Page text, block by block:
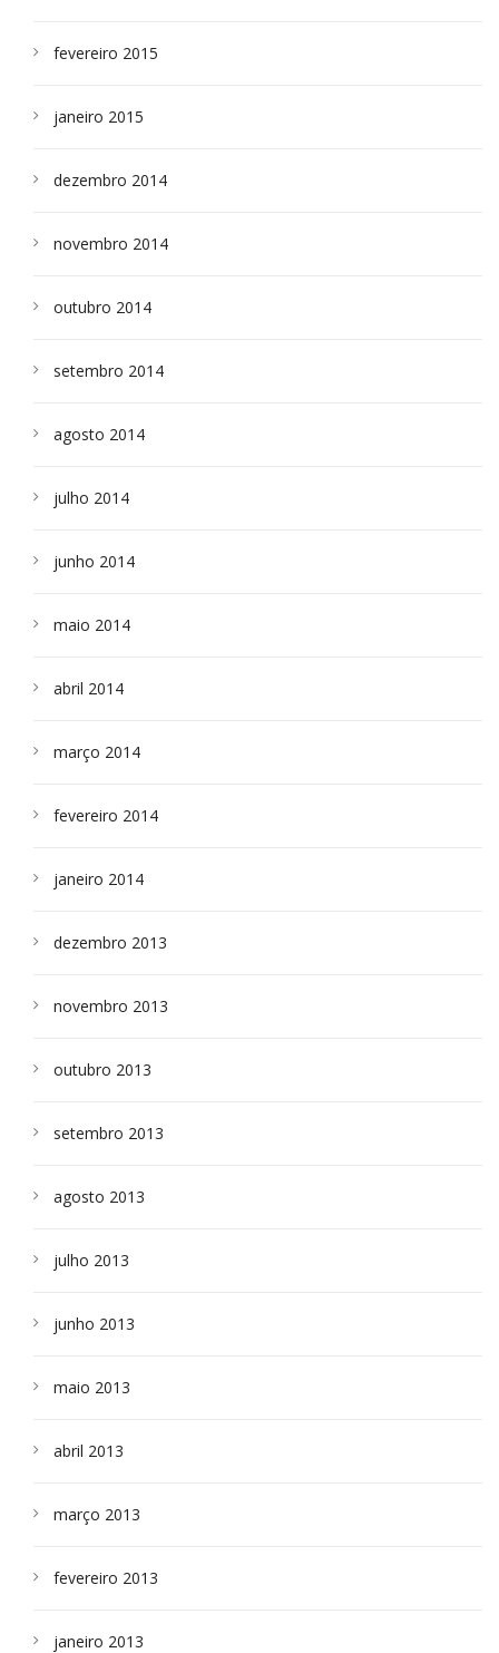
fevereiro 2015
janeiro 2015
dezembro 2014
novembro 2014
outubro 2014
setembro 2014
agosto 2014
julho 2014
junho 2014
maio 2014
abril 2014
março 2014
fevereiro 2014
janeiro 2014
dezembro 2013
novembro 2013
outubro 2013
setembro 2013
agosto 2013
julho 2013
junho 2013
maio 2013
abril 2013
março 2013
fevereiro 2013
janeiro 2013